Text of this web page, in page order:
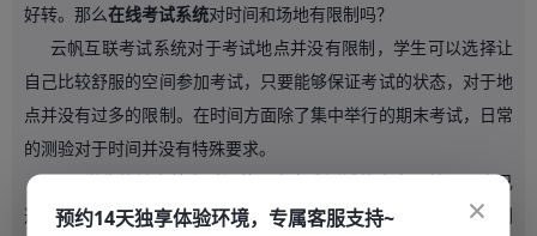
好转。那么在线考试系统对时间和场地有限制吗？
云帆互联考试系统对于考试地点并没有限制，学生可以选择让
自己比较舒服的空间参加考试，只要能够保证考试的状态，对于地
点并没有过多的限制。在时间方面除了集中举行的期末考试，日常
的测验对于时间并没有特殊要求。
只要学生能够在特定时间范围内完成测试的内容，就可以自己
选择想要参加考试的时间。这样做其实有利于培养学生的时间规划
×
预约14天独享体验环境，专属客服支持~